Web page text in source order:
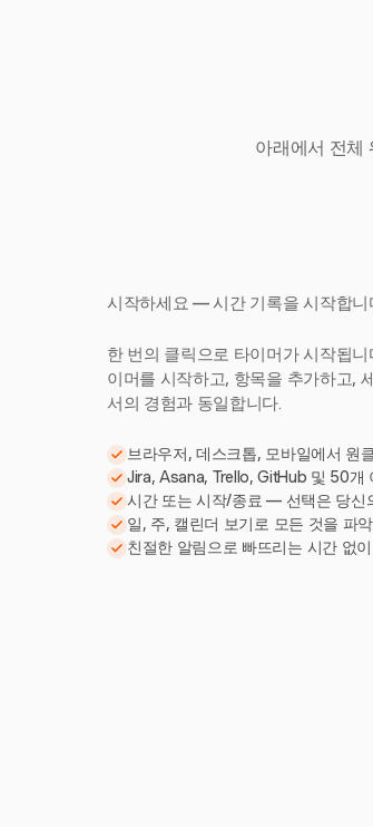
아래에서 전체
시작하세요 — 시간 기록을 시작합니
한 번의 클릭으로 타이머가 시작됩
이머를 시작하고, 항목을 추가하고,
서의 경험과 동일합니다.
브라우저, 데스크톱, 모바일에서 원
Jira, Asana, Trello, GitHub 및 50개
시간 또는 시작/종료 — 선택은 당신
일, 주, 캘린더 보기로 모든 것을 파악
친절한 알림으로 빠뜨리는 시간 없이